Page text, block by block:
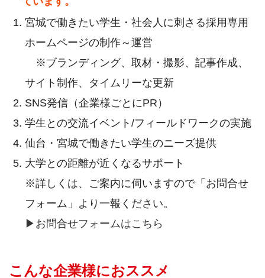
宮城で働きたい学生・社会人に刺さる採用専用
ホームページの制作～運営
※ブランディング、取材・撮影、記事作成、
サイト制作、タイムリーな更新
SNS発信（企業様ごとにPR）
学生との交流イベント/フィールドワークの実施
仙台・宮城で働きたい学生のニーズ提供
大学との距離が近くなるサポート
※詳しくは、ご案内に伺いますので「お問合せ
フォーム」より一報ください。
▶お問合せフォームはこちら
こんな企業様におススメ